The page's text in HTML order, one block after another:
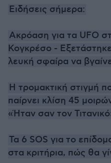
Ειδήσεις σήμερα:
Ακρόαση για τα UFO
Κογκρέσο - Εξετάστηκε
λευκή σφαίρα να
Η τρομακτική στιγμή
παίρνει κλίση 45
«Ήταν σαν τον
Τα 6 SOS για το
στα κριτήρια, πώς θα